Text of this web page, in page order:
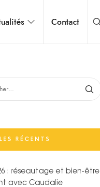
Contact
:
RÉCENTS
: réseautage et bien-être
avec Caudalie